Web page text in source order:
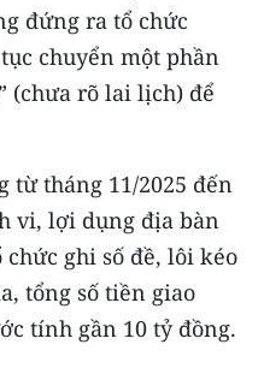
Bắc
Tây
đứng ra tổ chức
chuyển một phần
(chưa rõ lai lịch) để
từ tháng 11/2025 đến
vi, lợi dụng địa bàn
ghi số đề, lôi kéo
tổng số tiền giao
tính gần 10 tỷ đồng.